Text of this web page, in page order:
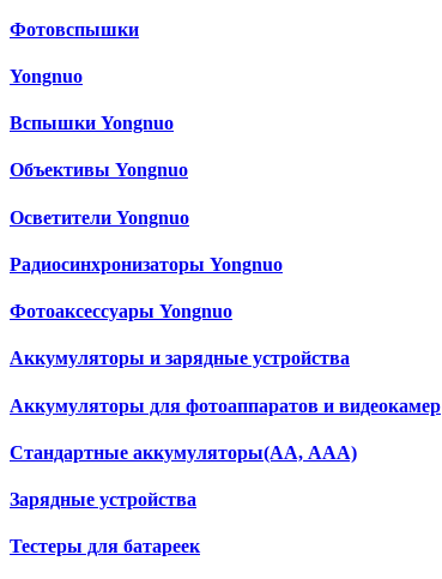
Фотовспышки
Yongnuo
Вспышки Yongnuo
Объективы Yongnuo
Осветители Yongnuo
Радиосинхронизаторы Yongnuo
Фотоаксессуары Yongnuo
Аккумуляторы и зарядные устройства
Аккумуляторы для фотоаппаратов и видеокамер
Cтандартные аккумуляторы(АА, ААА)
Зарядные устройства
Тестеры для батареек